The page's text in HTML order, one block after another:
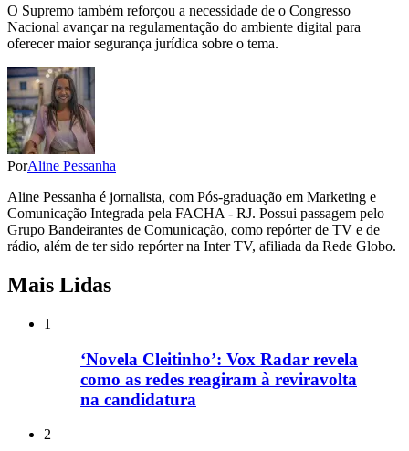
O Supremo também reforçou a necessidade de o Congresso
Nacional avançar na regulamentação do ambiente digital para
oferecer maior segurança jurídica sobre o tema.
PorAline Pessanha
Aline Pessanha é jornalista, com Pós-graduação em Marketing e
Comunicação Integrada pela FACHA - RJ. Possui passagem pelo
Grupo Bandeirantes de Comunicação, como repórter de TV e de
rádio, além de ter sido repórter na Inter TV, afiliada da Rede Globo.
Mais Lidas
1
‘Novela Cleitinho’: Vox Radar revela
como as redes reagiram à reviravolta
na candidatura
2